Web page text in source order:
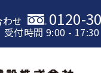
わせ 0120-
受付時間 9:00 - 17:30